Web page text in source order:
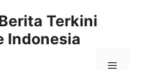
Terkini
Indonesia
Menu